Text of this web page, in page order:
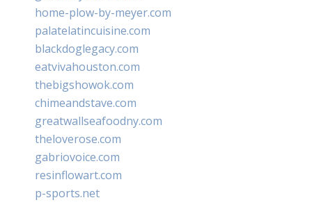
home-plow-by-meyer.com
palatelatincuisine.com
blackdoglegacy.com
eatvivahouston.com
thebigshowok.com
chimeandstave.com
greatwallseafoodny.com
theloverose.com
gabriovoice.com
resinflowart.com
p-sports.net